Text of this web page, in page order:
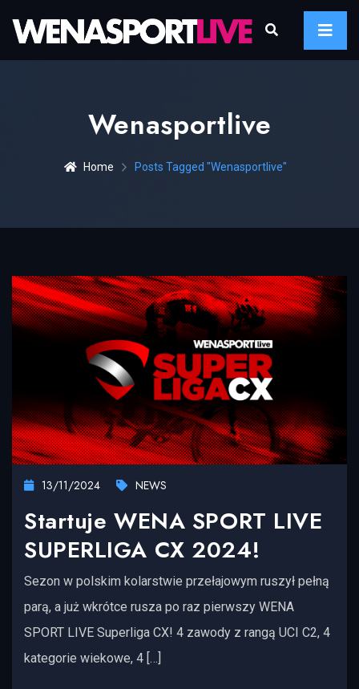
Wenasportlive
Home Posts Tagged "wenasportlive"
13/11/2024 NEWS
Startuje WENA SPORT LIVE
SUPERLIGA CX 2024!
Sezon w polskim kolarstwie przełajowym ruszył pełną
parą, a już wkrótce rusza po raz pierwszy WENA
SPORT LIVE Superliga CX! 4 zawody z rangą UCI C2, 4
kategorie wiekowe, 4 […]